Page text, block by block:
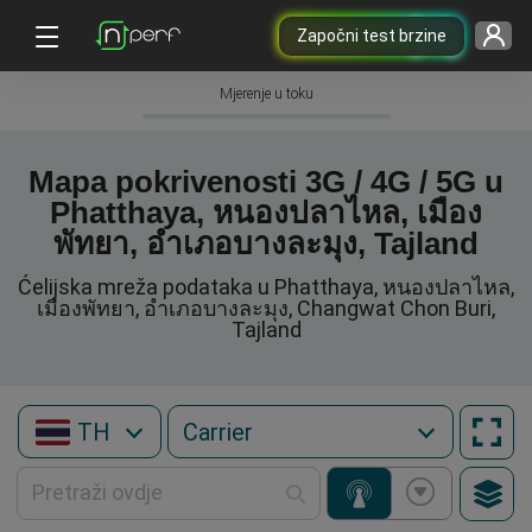
Započni test brzine
Mjerenje u toku
Mapa pokrivenosti 3G / 4G / 5G u
Phatthaya, หนองปลาไหล, เมือง
พัทยา, อำเภอบางละมุง, Tajland
Ćelijska mreža podataka u Phatthaya, หนองปลาไหล,
เมืองพัทยา, อำเภอบางละมุง, Changwat Chon Buri,
Tajland
TH